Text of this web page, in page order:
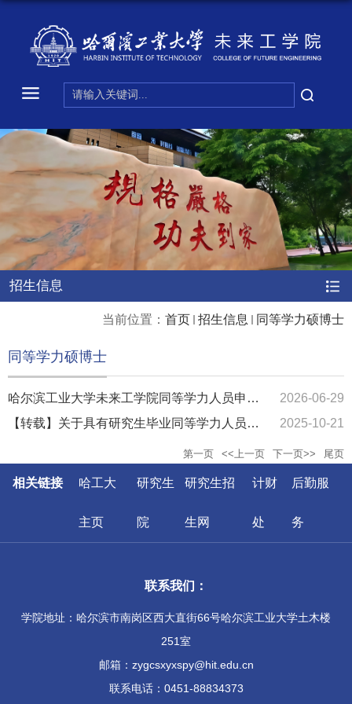
招生信息
当前位置： 首页 招生信息 同等学力硕博士
同等学力硕博士
哈尔滨工业大学未来工学院同等学力人员申请
博士学位工作通知
2026-06-29
【转载】关于具有研究生毕业同等学力人员申
2025-10-21
第一页 <<上一页 下一页>> 尾页
相关链接 哈工大
主页
研究生
院
研究生招
生网
计财
处
后勤服
务
联系我们：
学院地址：哈尔滨市南岗区西大直街66号哈尔滨工业大学土木楼
251室
邮箱：zygcsxyxspy@hit.edu.cn
联系电话：0451-88834373